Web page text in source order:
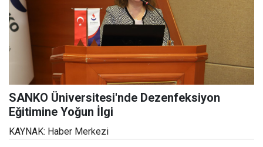
SANKO Üniversitesi'nde Dezenfeksiyon
Eğitimine Yoğun İlgi
KAYNAK: Haber Merkezi